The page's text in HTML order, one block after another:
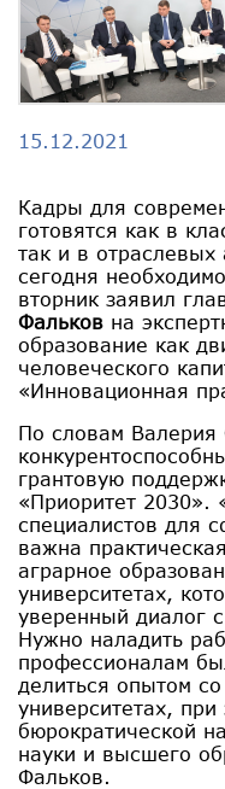
15.12.2021
Кадры для
готовятся как в
так и в отраслевых
сегодня
вторник заявил
Фальков на
образование как
человеческого
«Инновационная
По словам Валерия
грантовую
«Приоритет 2030».
специалистов для
важна
аграрное
университетах,
уверенный диалог
Нужно наладить
профессионалам
делиться опытом
университетах,
бюрократической
науки и высшего
Фальков.